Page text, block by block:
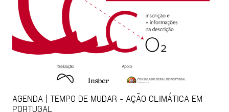
AGENDA | TEMPO DE MUDAR - AÇÃO CLIMÁTICA EM
PORTUGAL